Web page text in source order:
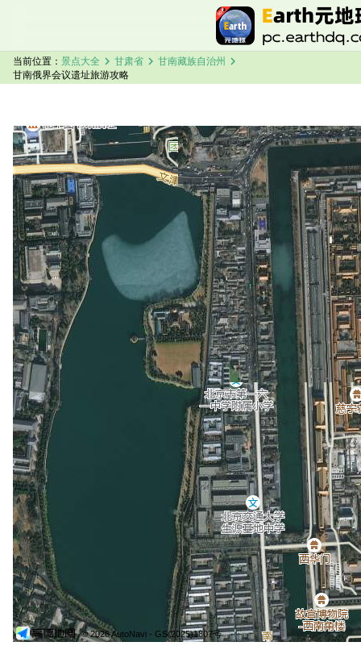
当前位置： 景点大全 chevron_right 甘肃省 chevron_right 甘南藏族自治州 chevron_right
甘南俄界会议遗址旅游攻略
甘南俄界会议遗址卫星地图加载中，请稍候...
© 2026 AutoNavi - GS(2025)1807号